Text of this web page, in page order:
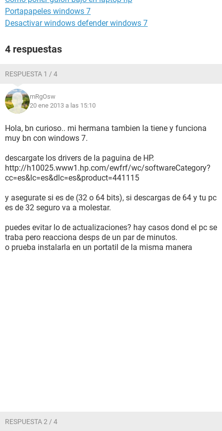
Portapapeles windows 7
Desactivar windows defender windows 7
4 respuestas
RESPUESTA 1 / 4
mRgOsw
20 ene 2013 a las 15:10
Hola, bn curioso.. mi hermana tambien la tiene y funciona
muy bn con windows 7.
descargate los drivers de la paguina de HP.
http://h10025.www1.hp.com/ewfrf/wc/softwareCategory?
cc=es&lc=es&dlc=es&product=441115
y asegurate si es de (32 o 64 bits), si descargas de 64 y tu pc
es de 32 seguro va a molestar.
puedes evitar lo de actualizaciones? hay casos dond el pc se
traba pero reacciona desps de un par de minutos.
o prueba instalarla en un portatil de la misma manera
RESPUESTA 2 / 4